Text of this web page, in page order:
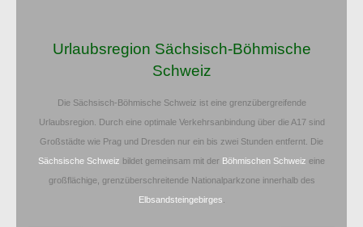
Urlaubsregion Sächsisch-Böhmische
Schweiz
Die Sächsisch-Böhmische Schweiz ist eine grenzübergreifende
Urlaubsregion. Durch eine optimale Verkehrsanbindung über die A17 sind
Großstädte wie Prag und Dresden nur ein bis zwei Stunden entfernt. Die
Sächsische Schweiz bildet gemeinsam mit der Böhmischen Schweiz eine
großflächige, grenzüberschreitende Nationalparkzone innerhalb des
Elbsandsteingebirges